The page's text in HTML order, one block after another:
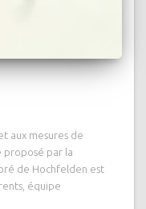
aux mesures de
proposé par la
de Hochfelden est
équipe